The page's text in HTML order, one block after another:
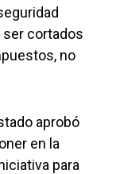
ser cortados
no
aprobó
en la
para